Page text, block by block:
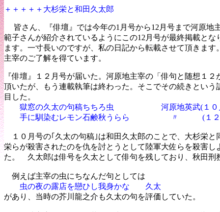
＋＋＋＋＋大杉栄と和田久太郎
皆さん、『俳壇』では今年の1 月号から12 月号まで河原地
範子さんが紹介されているようにこの12 月号が最終掲載とな
ます。一寸長いのですが、私の日記から転載させて頂きま
主宰のご了解を得ています。
『俳壇』１２月号が届いた。河原地主宰の「俳句と随想１
頂いたが、もう連載執筆は終わった。そこでその続きとい
目した。
獄窓の久太の句稿ちちろ虫 河原地英武(１０
手に馴染むレモン石鹸秋うらら 〃 (１２
１０月号の｢久太の句稿｣は和田久太郎のことで、大杉栄
栄らが殺害されたのを仇を討とうとして陸軍大佐らを殺害
た。 久太郎は俳号を久太として俳句を残しており、秋田刑
例えば主宰の虫にちなんだ句としては
虫の夜の露店を戀ひし我身かな 久太
があり、当時の芥川龍之介も久太の句を評価していた。